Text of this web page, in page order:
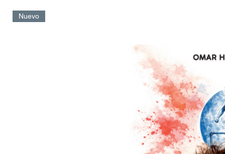
profesional. Pero muchos otros no continúan su historia en el
En su segundo libro, Damián nos cuenta la historia de la
Sub 20, que es probablemente uno de los primeros grandes
jóvenes deportistas. En estas páginas revivirán todos los
futbolistas que integraron cada plantel, las principales figuras,
homenajeando también a los campeones olímpicos.
Nuevo